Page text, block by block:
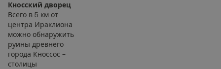
Кносский дворец
Всего в 5 км от
центра Ираклиона
можно обнаружить
руины древнего
города Кноссос –
столицы